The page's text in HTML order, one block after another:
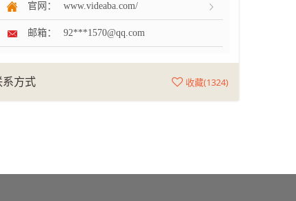
官网： www.videaba.com/
邮箱： 92***1570@qq.com
系方式 收藏(1324)